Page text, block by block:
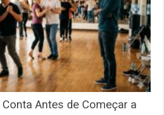
Antes de Começar a